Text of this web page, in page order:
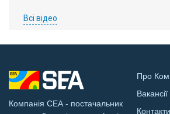
Всі відео
Компанія СЕА - постачальник
Про
Вакансії
Контакти